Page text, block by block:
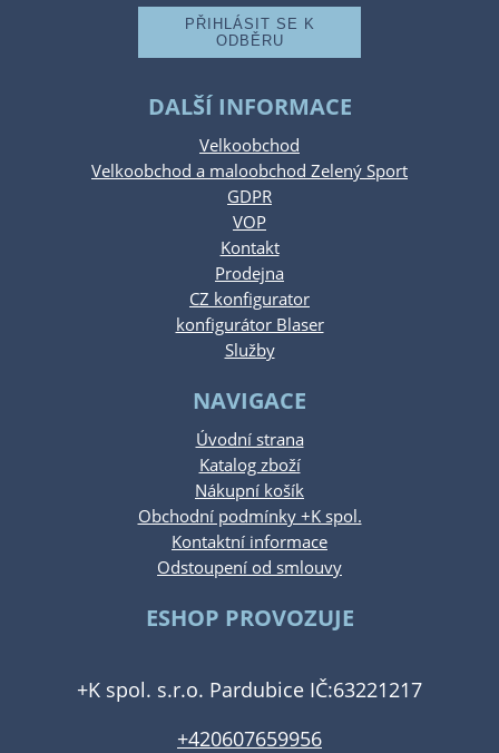
DALŠÍ INFORMACE
Velkoobchod
Velkoobchod a maloobchod Zelený Sport
GDPR
VOP
Kontakt
Prodejna
CZ konfigurator
konfigurátor Blaser
Služby
NAVIGACE
Úvodní strana
Katalog zboží
Nákupní košík
Obchodní podmínky +K spol.
Kontaktní informace
Odstoupení od smlouvy
ESHOP PROVOZUJE
+K spol. s.r.o. Pardubice IČ:63221217
+420607659956